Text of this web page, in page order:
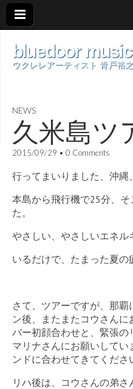
bluedoor music
ウクレレアーティスト 青戸裕
NEWS
久米島ツ
2015/09/29 • 0 Comments
行ってまいりました、沖縄
本島から飛行機で25分、
た。
やさしい、やさしいエネル
いるだけで、たまった夏の
さて、ツアーですが、那
ン後、またまたコウさん
バー初顔合わせと、緊張
マリナさんにお願いして
ンドに合わせてきてくださ
リハ後は、コウさんの弟